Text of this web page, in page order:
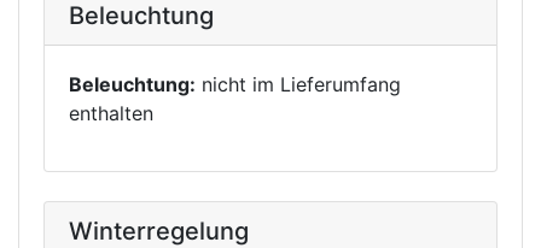
Beleuchtung
Beleuchtung: nicht im Lieferumfang
enthalten
Winterregelung